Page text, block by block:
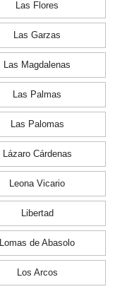
Las Flores
Las Garzas
Las Magdalenas
Las Palmas
Las Palomas
Lázaro Cárdenas
Leona Vicario
Libertad
Lomas de Abasolo
Los Arcos